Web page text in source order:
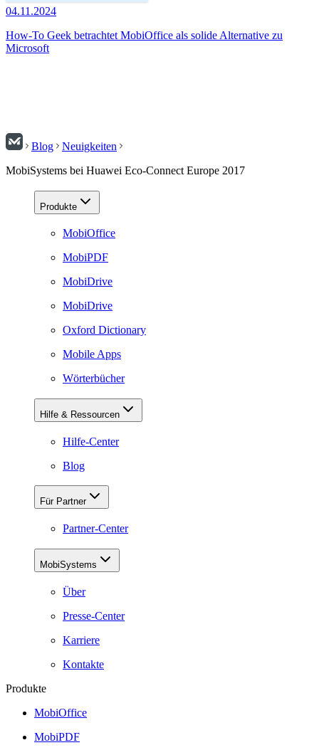
04.11.2024
How-To Geek betrachtet MobiOffice als solide Alternative zu
Microsoft
Blog
Neuigkeiten
MobiSystems bei Huawei Eco-Connect Europe 2017
Produkte
MobiOffice
MobiPDF
MobiDrive
MobiDrive
Oxford Dictionary
Mobile Apps
Wörterbücher
Hilfe & Ressourcen
Hilfe-Center
Blog
Für Partner
Partner-Center
MobiSystems
Über
Presse-Center
Karriere
Kontakte
Produkte
MobiOffice
MobiPDF